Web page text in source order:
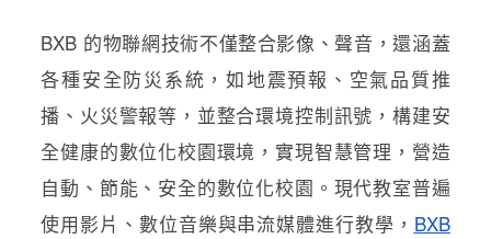
BXB 的物聯網技術不僅整合影像、聲音，還涵蓋
各種安全防災系統，如地震預報、空氣品質推
播、火災警報等，並整合環境控制訊號，構建安
全健康的數位化校園環境，實現智慧管理，營造
自動、節能、安全的數位化校園。現代教室普遍
使用影片、數位音樂與串流媒體進行教學， BXB